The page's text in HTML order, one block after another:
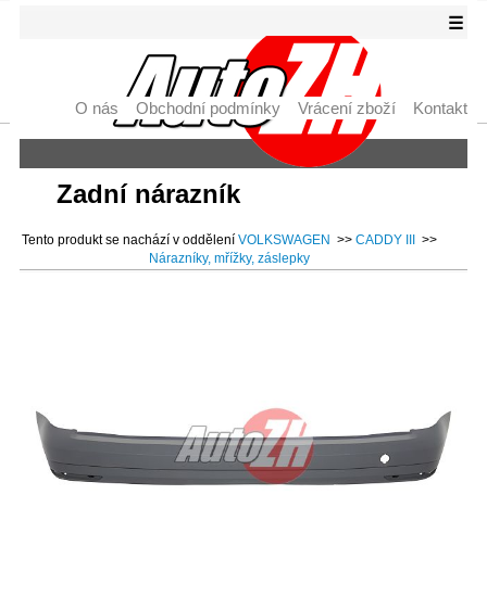
☰
O nás Obchodní podmínky Vrácení zboží Kontakt
Zadní nárazník
Tento produkt se nachází v oddělení VOLKSWAGEN >> CADDY III
>>
Nárazníky, mřížky, záslepky